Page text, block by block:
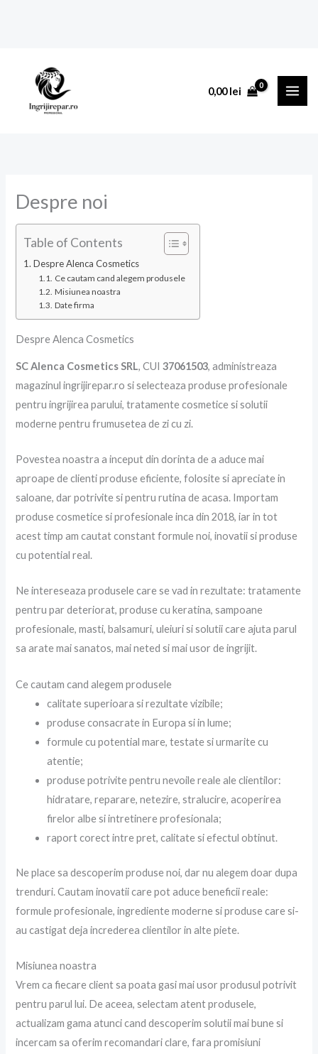
0,00lei
Despre noi
Table of Contents
Despre Alenca Cosmetics
Ce cautam cand alegem produsele
Misiunea noastra
Date firma
Despre Alenca Cosmetics
SC Alenca Cosmetics SRL, CUI37061503, administreaza
magazinul ingrijirepar.ro si selecteaza produse profesionale
pentru ingrijirea parului, tratamente cosmetice si solutii
moderne pentru frumusetea de zi cu zi.
Povestea noastra a inceput din dorinta de a aduce mai
aproape de clienti produse eficiente, folosite si apreciate in
saloane, dar potrivite si pentru rutina de acasa. Importam
produse cosmetice si profesionale inca din 2018, iar in tot
acest timp am cautat constant formule noi, inovatii si produse
cu potential real.
Ne intereseaza produsele care se vad in rezultate: tratamente
pentru par deteriorat, produse cu keratina, sampoane
profesionale, masti, balsamuri, uleiuri si solutii care ajuta parul
sa arate mai sanatos, mai neted si mai usor de ingrijit.
Ce cautam cand alegem produsele
calitate superioara si rezultate vizibile;
produse consacrate in Europa si in lume;
formule cu potential mare, testate si urmarite cu
atentie;
produse potrivite pentru nevoile reale ale clientilor:
hidratare, reparare, netezire, stralucire, acoperirea
firelor albe si intretinere profesionala;
raport corect intre pret, calitate si efectul obtinut.
Ne place sa descoperim produse noi, dar nu alegem doar dupa
trenduri. Cautam inovatii care pot aduce beneficii reale:
formule profesionale, ingrediente moderne si produse care si-
au castigat deja increderea clientilor in alte piete.
Misiunea noastra
Vrem ca fiecare client sa poata gasi mai usor produsul potrivit
pentru parul lui. De aceea, selectam atent produsele,
actualizam gama atunci cand descoperim solutii mai bune si
incercam sa oferim recomandari clare, fara promisiuni